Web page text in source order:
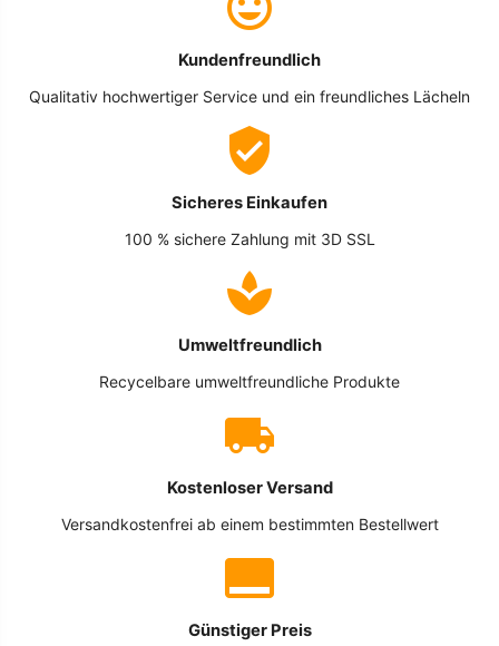
Kundenfreundlich
Qualitativ hochwertiger Service und ein freundliches Lächeln
Sicheres Einkaufen
100 % sichere Zahlung mit 3D SSL
Umweltfreundlich
Recycelbare umweltfreundliche Produkte
Kostenloser Versand
Versandkostenfrei ab einem bestimmten Bestellwert
Günstiger Preis